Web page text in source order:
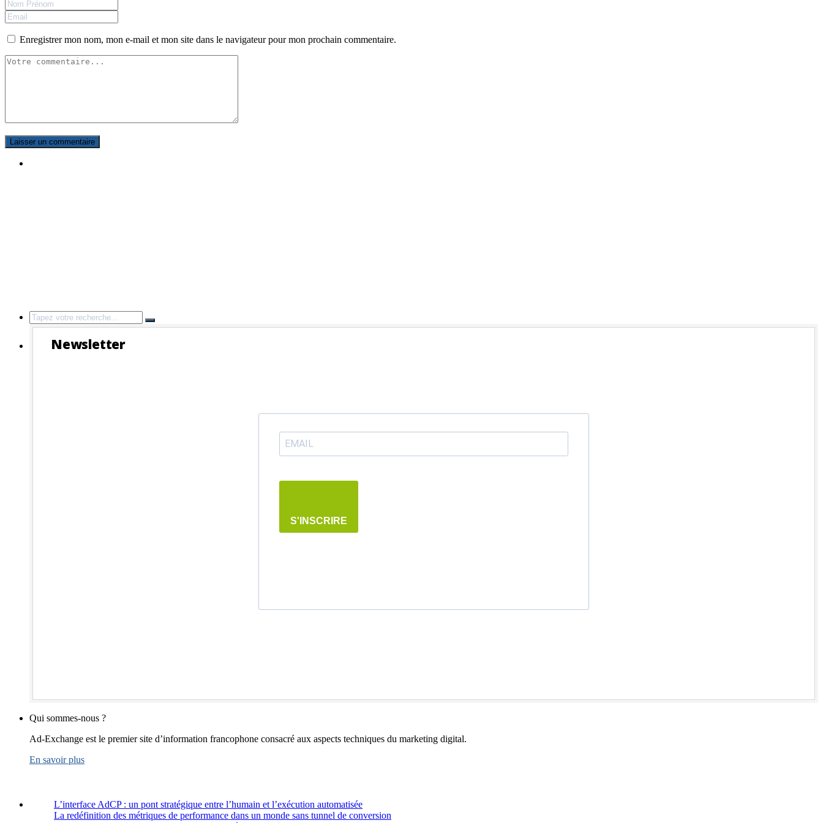
Enregistrer mon nom, mon e-mail et mon site dans le navigateur pour mon prochain commentaire.
Search
for:
Newsletter
S'INSCRIRE
Qui sommes-nous ?
Ad-Exchange est le premier site d’information francophone consacré aux aspects techniques du marketing digital.
En savoir plus
L’interface AdCP : un pont stratégique entre l’humain et l’exécution automatisée
La redéfinition des métriques de performance dans un monde sans tunnel de conversion